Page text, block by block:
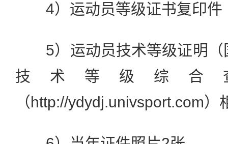
4）运动员等级证书复印件
5）运动员技术等级证明（
技术等级综合
（http://ydydj.univsport.com）